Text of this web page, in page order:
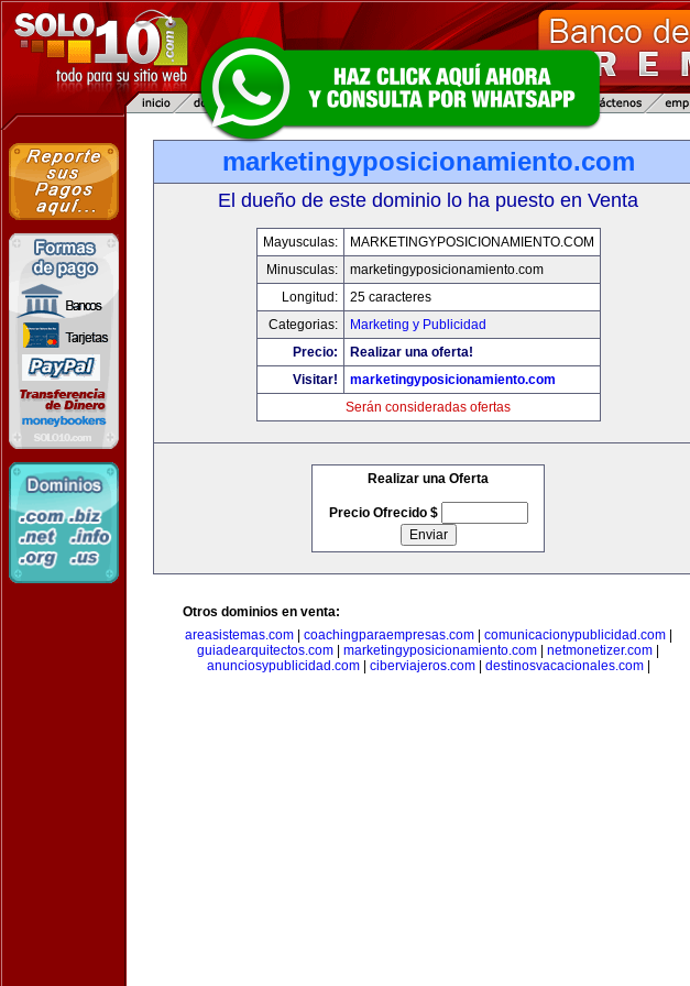
marketingyposicionamiento.com
El dueño de este dominio lo ha puesto en Venta
Mayusculas:
MARKETINGYPOSICIONAMIENTO.COM
Minusculas:
marketingyposicionamiento.com
Longitud:
25 caracteres
Categorias:
Marketing y Publicidad
Precio:
Realizar una oferta!
Visitar!
marketingyposicionamiento.com
Serán consideradas ofertas
Realizar una Oferta
Precio Ofrecido $
Otros dominios en venta:
areasistemas.com| coachingparaempresas.com| comunicacionypublicidad.com|
guiadearquitectos.com
marketingyposicionamiento.com netmonetizer.com
anunciosypublicidad.com| ciberviajeros.com| destinosvacacionales.com|